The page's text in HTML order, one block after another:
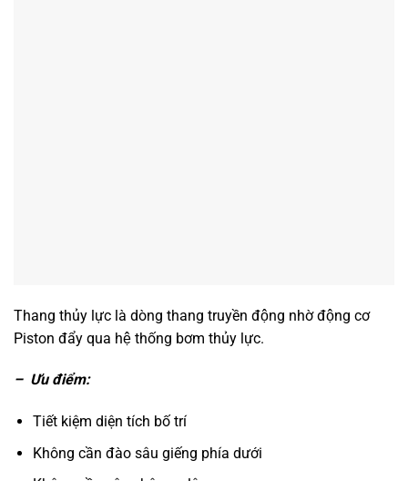
Thang thủy lực là dòng thang truyền động nhờ động cơ
Piston đẩy qua hệ thống bơm thủy lực.
– Ưu điểm:
Tiết kiệm diện tích bố trí
Không cần đào sâu giếng phía dưới